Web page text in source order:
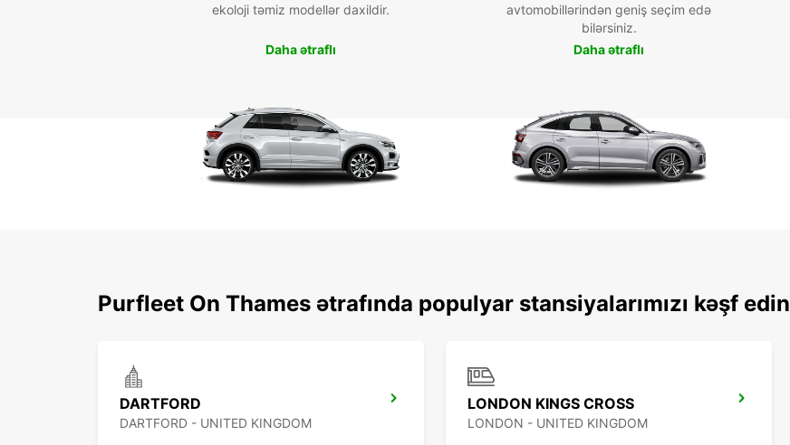
ekoloji təmiz modellər daxildir.
Daha ətraflı
avtomobillərindən geniş seçim edə
bilərsiniz.
Daha ətraflı
Purfleet On Thames ətrafında populyar stansiyalarımızı kəşf edin
DARTFORD
DARTFORD - UNITED KINGDOM
LONDON KINGS CROSS
LONDON - UNITED KINGDOM